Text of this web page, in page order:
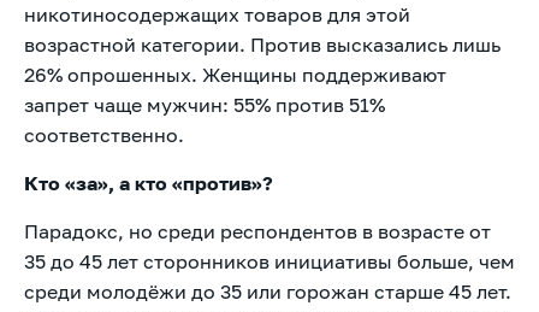
никотиносодержащих товаров для этой
возрастной категории. Против высказались лишь
26% опрошенных. Женщины поддерживают
запрет чаще мужчин: 55% против 51%
соответственно.
Кто «за», а кто «против»?
Парадокс, но среди респондентов в возрасте от
35 до 45 лет сторонников инициативы больше, чем
среди молодёжи до 35 или горожан старше 45 лет.